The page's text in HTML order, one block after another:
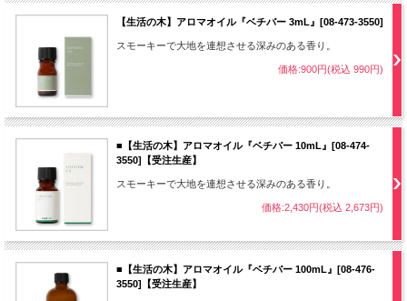
【生活の木】アロマオイル『ベチバー 3mL』[08-473-3550]
スモーキーで大地を連想させる深みのある香り。
価格:900円(税込 990円)
■【生活の木】アロマオイル『ベチバー 10mL』[08-474-
3550]【受注生産】
スモーキーで大地を連想させる深みのある香り。
価格:2,430円(税込 2,673円)
■【生活の木】アロマオイル『ベチバー 100mL』[08-476-
3550]【受注生産】